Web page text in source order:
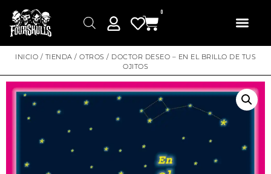
0
INICIO / TIENDA / OTROS / DOCTOR DESEO – EN EL BRILLO DE TUS
OJITOS